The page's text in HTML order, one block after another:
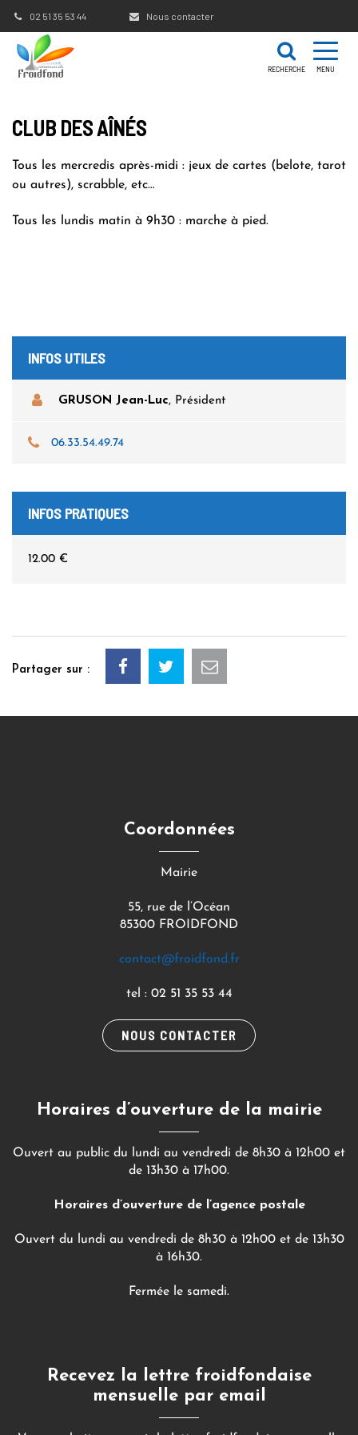
02 51 35 53 44 Nous contacter
RECHERCHE MENU
CLUB DES AÎNÉS
Tous les mercredis après-midi : jeux de cartes (belote, tarot
ou autres), scrabble, etc…
Tous les lundis matin à 9h30 : marche à pied.
INFOS UTILES
GRUSON Jean-Luc, Président
06.33.54.49.74
INFOS PRATIQUES
12.00 €
Partager sur :
Coordonnées
Mairie
55, rue de l’Océan
85300 FROIDFOND
contact@froidfond.fr
tel : 02 51 35 53 44
NOUS CONTACTER
Horaires d’ouverture de la mairie
Ouvert au public du lundi au vendredi de 8h30 à 12h00 et
de 13h30 à 17h00.
Horaires d’ouverture de l’agence postale
Ouvert du lundi au vendredi de 8h30 à 12h00 et de 13h30
à 16h30.
Fermée le samedi.
Recevez la lettre froidfondaise
mensuelle par email